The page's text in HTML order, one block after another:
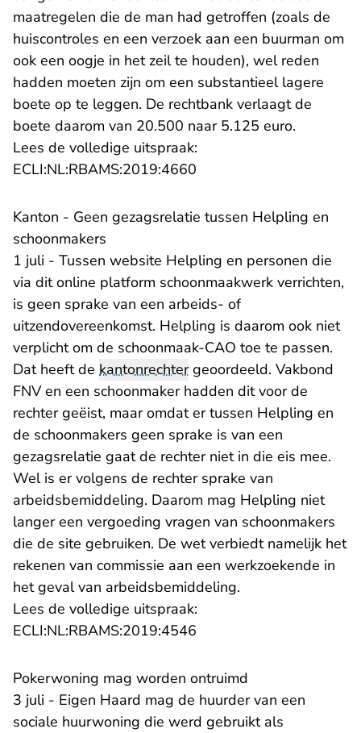
maatregelen die de man had getroffen (zoals de
huiscontroles en een verzoek aan een buurman om
ook een oogje in het zeil te houden), wel reden
hadden moeten zijn om een substantieel lagere
boete op te leggen. De rechtbank verlaagt de
boete daarom van 20.500 naar 5.125 euro.
Lees de volledige uitspraak:
ECLI:NL:RBAMS:2019:4660
Kanton - Geen gezagsrelatie tussen Helpling en
schoonmakers
1 juli - Tussen website Helpling en personen die
via dit online platform schoonmaakwerk verrichten,
is geen sprake van een arbeids- of
uitzendovereenkomst. Helpling is daarom ook niet
verplicht om de schoonmaak-CAO toe te passen.
Dat heeft de kantonrechtergeoordeeld. Vakbond
FNV en een schoonmaker hadden dit voor de
rechter geëist, maar omdat er tussen Helpling en
de schoonmakers geen sprake is van een
gezagsrelatie gaat de rechter niet in die eis mee.
Wel is er volgens de rechter sprake van
arbeidsbemiddeling. Daarom mag Helpling niet
langer een vergoeding vragen van schoonmakers
die de site gebruiken. De wet verbiedt namelijk het
rekenen van commissie aan een werkzoekende in
het geval van arbeidsbemiddeling.
Lees de volledige uitspraak:
ECLI:NL:RBAMS:2019:4546
Pokerwoning mag worden ontruimd
3 juli - Eigen Haard mag de huurder van een
sociale huurwoning die werd gebruikt als